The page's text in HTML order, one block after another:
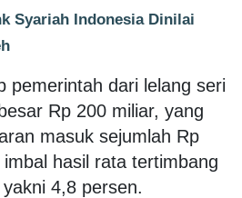
Syariah Indonesia Dinilai
pemerintah dari lelang seri
Rp 200 miliar, yang
masuk sejumlah Rp
hasil rata tertimbang
4,8 persen.